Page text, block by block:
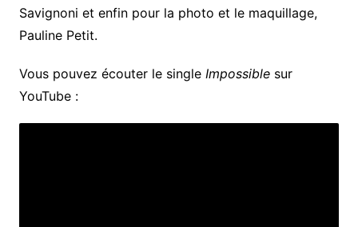
Savignoni et enfin pour la photo et le maquillage,
Pauline Petit.
Vous pouvez écouter le single Impossiblesur
YouTube :